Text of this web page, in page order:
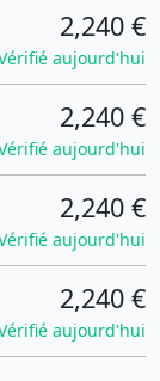
2,240 €
aujourd'hui
2,240 €
aujourd'hui
2,240 €
aujourd'hui
2,240 €
aujourd'hui